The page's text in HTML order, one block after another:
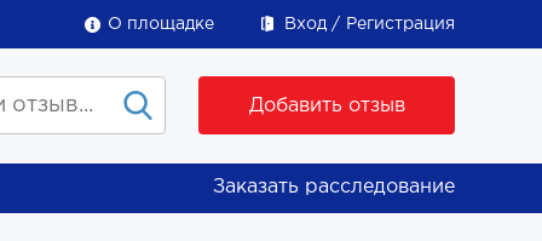
О площадке Вход Регистрация
Добавить отзыв
Заказать расследование